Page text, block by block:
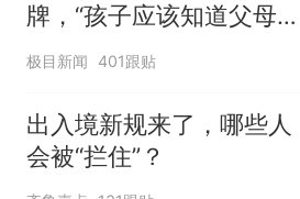
牌，“孩子应该知道父母的
不易”，称自己买衣服80%
极目新闻 401跟贴
出入境新规来了，哪些人
会被“拦住”？